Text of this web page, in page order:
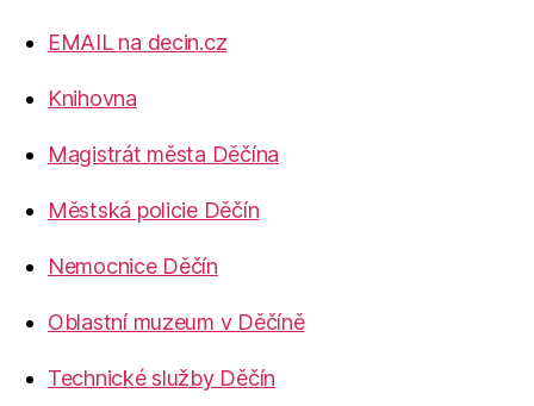
EMAIL na decin.cz
Knihovna
Magistrát města Děčína
Městská policie Děčín
Nemocnice Děčín
Oblastní muzeum v Děčíně
Technické služby Děčín